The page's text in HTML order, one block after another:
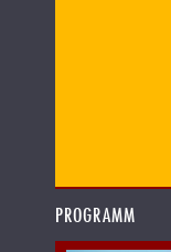
PROGRAMM